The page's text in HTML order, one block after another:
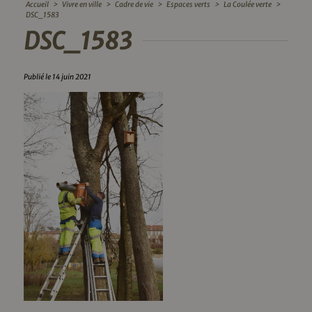
Accueil > Vivre en ville > Cadre de vie > Espaces verts > La Coulée verte >
DSC_1583
DSC_1583
Publié le 14 juin 2021